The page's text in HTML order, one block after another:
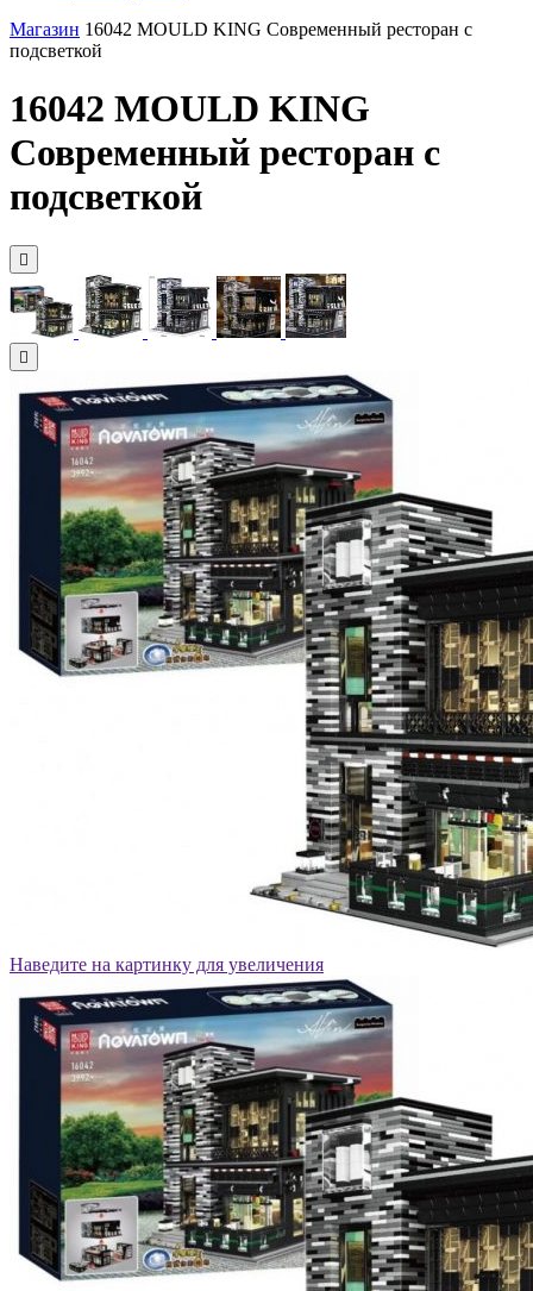
Магазин 16042 MOULD KING Современный ресторан с
подсветкой
16042 MOULD KING
Современный ресторан с
подсветкой
Наведите на картинку для увеличения